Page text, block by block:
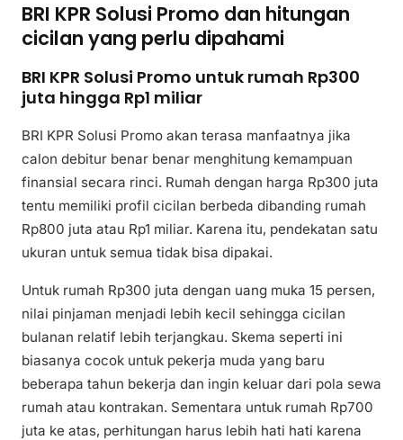
BRI KPR Solusi Promo dan hitungan
cicilan yang perlu dipahami
BRI KPR Solusi Promo untuk rumah Rp300
juta hingga Rp1 miliar
BRI KPR Solusi Promo akan terasa manfaatnya jika
calon debitur benar benar menghitung kemampuan
finansial secara rinci. Rumah dengan harga Rp300 juta
tentu memiliki profil cicilan berbeda dibanding rumah
Rp800 juta atau Rp1 miliar. Karena itu, pendekatan satu
ukuran untuk semua tidak bisa dipakai.
Untuk rumah Rp300 juta dengan uang muka 15 persen,
nilai pinjaman menjadi lebih kecil sehingga cicilan
bulanan relatif lebih terjangkau. Skema seperti ini
biasanya cocok untuk pekerja muda yang baru
beberapa tahun bekerja dan ingin keluar dari pola sewa
rumah atau kontrakan. Sementara untuk rumah Rp700
juta ke atas, perhitungan harus lebih hati hati karena